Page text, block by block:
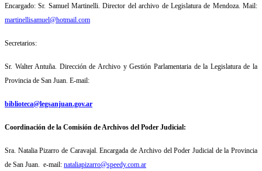
Encargado: Sr. Samuel Martinelli. Director del archivo de Legislatura de Mendoza. Mail:
martinellisamuel@hotmail.com
Secretarios:
Sr. Walter Antuña. Dirección de Archivo y Gestión Parlamentaria de la Legislatura de la
Provincia de San Juan. E-mail:
biblioteca@legsanjuan.gov.ar
Coordinación de la Comisión de Archivos del Poder Judicial:
Sra. Natalia Pizarro de Caravajal. Encargada de Archivo del Poder Judicial de la Provincia
de San Juan. e-mail: nataliapizarro@speedy.com.ar